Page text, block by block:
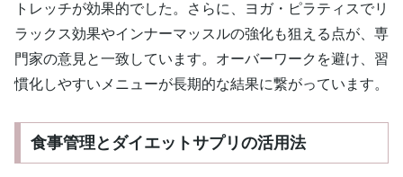
トレッチが効果的でした。さらに、ヨガ・ピラティスでリ
ラックス効果やインナーマッスルの強化も狙える点が、専
門家の意見と一致しています。オーバーワークを避け、習
慣化しやすいメニューが長期的な結果に繋がっています。
食事管理とダイエットサプリの活用法